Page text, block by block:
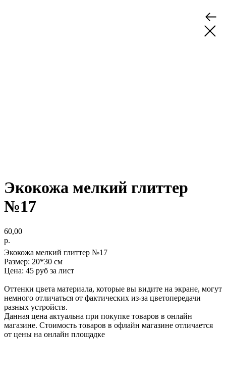
Экокожа мелкий глиттер
№17
60,00
р.
Экокожа мелкий глиттер №17
Размер: 20*30 см
Цена: 45 руб за лист
Оттенки цвета материала, которые вы видите на экране, могут
немного отличаться от фактических из-за цветопередачи
разных устройств.
Данная цена актуальна при покупке товаров в онлайн
магазине. Стоимость товаров в офлайн магазине отличается
от цены на онлайн площадке